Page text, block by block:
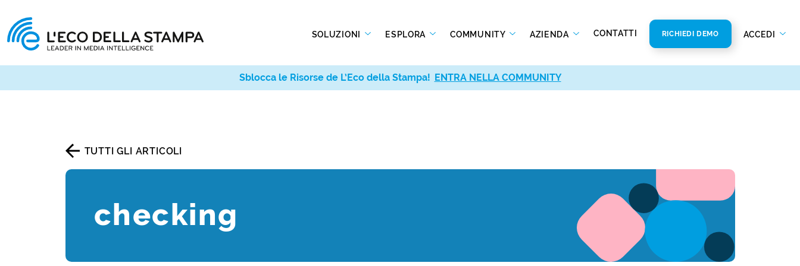
SOLUZIONI ESPLORA COMMUNITY AZIENDA CONTATTI RICHIEDI DEMO ACCEDI
TUTTI GLI ARTICOLI
checking
Sblocca le Risorse de L’Eco della Stampa! ENTRA NELLA COMMUNITY